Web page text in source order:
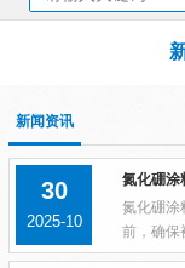
新闻资讯
30
2025-10
氮化硼涂
氮化硼涂
前，确保
后续的喷